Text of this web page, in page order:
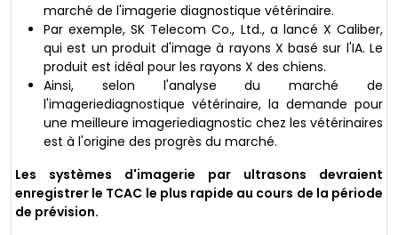
marché de l'imagerie diagnostique vétérinaire.
Par exemple, SK Telecom Co., Ltd., a lancé X Caliber,
qui est un produit d'image à rayons X basé sur l'IA. Le
produit est idéal pour les rayons X des chiens.
Ainsi, selon l'analyse du marché de
l'imageriediagnostique vétérinaire, la demande pour
une meilleure imageriediagnostic chez les vétérinaires
est à l'origine des progrès du marché.
Les systèmes d'imagerie par ultrasons devraient
enregistrer le TCAC le plus rapide au cours de la période
de prévision.